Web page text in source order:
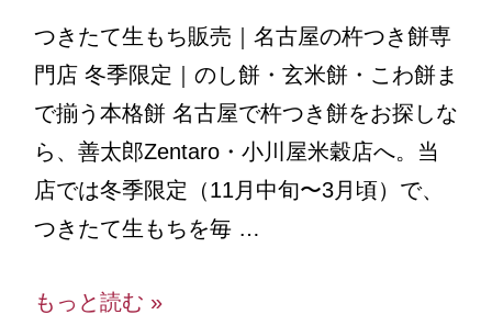
つきたて生もち販売｜名古屋の杵つき餅専
門店 冬季限定｜のし餅・玄米餅・こわ餅ま
で揃う本格餅 名古屋で杵つき餅をお探しな
ら、善太郎Zentaro・小川屋米穀店へ。当
店では冬季限定（11月中旬〜3月頃）で、
つきたて生もちを毎 …
もっと読む »